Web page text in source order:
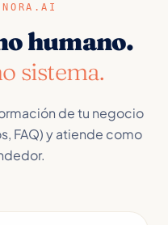
humano.
sistema.
de tu negocio
FAQ) y atiende como